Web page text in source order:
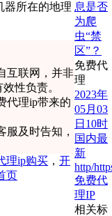
器所在的地理
互联网，并非
性负责。
代理ip带来的
服及时告知，
理ip购买 ， 开
页
息是否
为爬
虫“禁
区”？
免费代
理
2023年
05月03
日10时
国内最
新
http/
免费代
理IP
相关标